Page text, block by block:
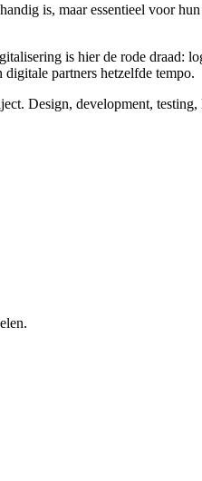
is, maar essentieel voor
is hier de rode draad:
partners hetzelfde tempo.
Design, development,